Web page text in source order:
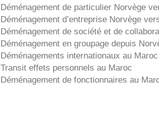
Déménagement de particulier Norvège
Déménagement d’entreprise Norvège
Déménagement de société et de
Déménagement en groupage depuis
Déménagements internationaux au Maroc
Transit effets personnels au Maroc
Déménagement de fonctionnaires au